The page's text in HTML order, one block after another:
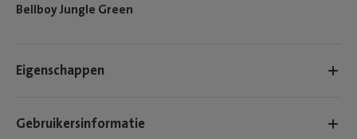
Bellboy Jungle Green
Eigenschappen
Gebruikersinformatie